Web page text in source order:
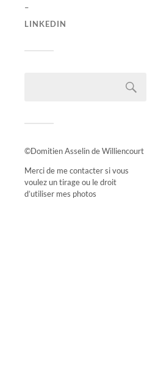
–
LINKEDIN
©Domitien Asselin de Williencourt
Merci de me contacter si vous
voulez un tirage ou le droit
d’utiliser mes photos